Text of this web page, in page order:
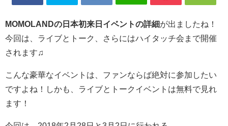
MOMOLANDの日本初来日イベントの詳細が出ましたね！
今回は、ライブとトーク、さらにはハイタッチ会まで開催
されます♫
こんな豪華なイベントは、ファンならば絶対に参加したい
ですよね！しかも、ライブとトークイベントは無料で見れ
ます！